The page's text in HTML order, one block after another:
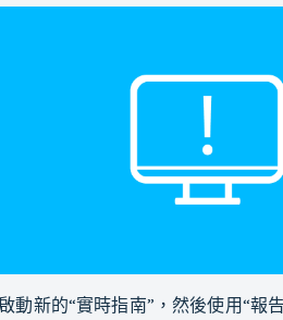
動新的“實時指南”，然後使用“報